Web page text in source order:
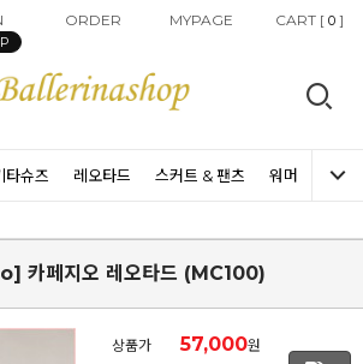
ORDER MYPAGE CART [ 0]
타슈즈 레오타드 스커트 & 팬츠 워머 타이
카페지오 레오타드 (MC100)
상품가 57,000원